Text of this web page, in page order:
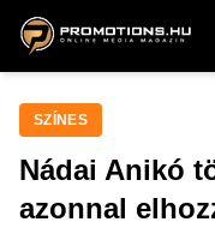
ZENE, FILM &
SZÍNES
Nádai Anikó
azonnal